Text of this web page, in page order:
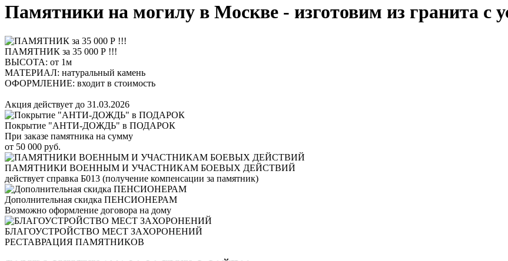
Памятники на могилу в Москве - изготовим из гранита с
ПАМЯТНИК за 35 000 Р !!!
ВЫСОТА: от 1м
МАТЕРИАЛ: натуральный камень
ОФОРМЛЕНИЕ: входит в стоимость
Акция действует до 31.03.2026
Покрытие "АНТИ-ДОЖДЬ" в ПОДАРОК
При заказе памятника на сумму
от 50 000 руб.
ПАМЯТНИКИ ВОЕННЫМ И УЧАСТНИКАМ БОЕВЫХ ДЕЙСТВИЙ
действует справка Б013 (получение компенсации за памятник)
Дополнительная скидка ПЕНСИОНЕРАМ
Возможно оформление договора на дому
БЛАГОУСТРОЙСТВО МЕСТ ЗАХОРОНЕНИЙ
РЕСТАВРАЦИЯ ПАМЯТНИКОВ